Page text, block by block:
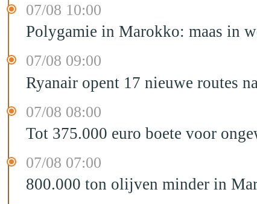
07/08 10:00
Polygamie in Marokko: maas in
07/08 09:00
Ryanair opent 17 nieuwe routes
07/08 08:00
Tot 375.000 euro boete voor
07/08 07:00
800.000 ton olijven minder in